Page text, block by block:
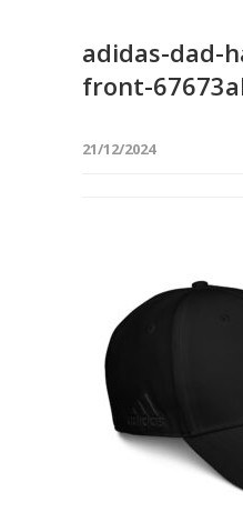
adidas-dad-
front-
21/12/2024